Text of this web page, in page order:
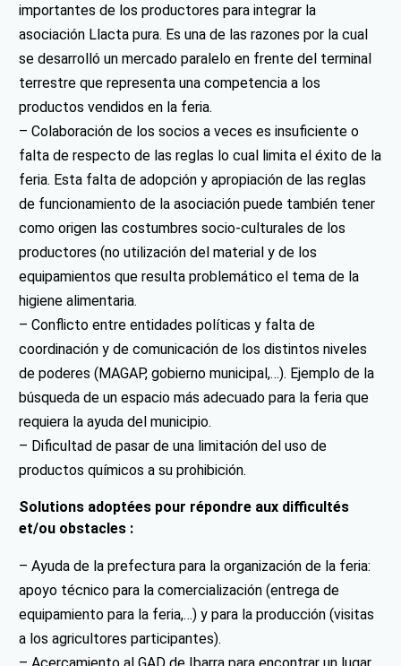
importantes de los productores para integrar la
asociación Llacta pura. Es una de las razones por la cual
se desarrolló un mercado paralelo en frente del terminal
terrestre que representa una competencia a los
productos vendidos en la feria.
– Colaboración de los socios a veces es insuficiente o
falta de respecto de las reglas lo cual limita el éxito de la
feria. Esta falta de adopción y apropiación de las reglas
de funcionamiento de la asociación puede también tener
como origen las costumbres socio-culturales de los
productores (no utilización del material y de los
equipamientos que resulta problemático el tema de la
higiene alimentaria.
– Conflicto entre entidades políticas y falta de
coordinación y de comunicación de los distintos niveles
de poderes (MAGAP, gobierno municipal,…). Ejemplo de la
búsqueda de un espacio más adecuado para la feria que
requiera la ayuda del municipio.
– Dificultad de pasar de una limitación del uso de
productos químicos a su prohibición.
Solutions adoptées pour répondre aux difficultés
et/ou obstacles :
– Ayuda de la prefectura para la organización de la feria:
apoyo técnico para la comercialización (entrega de
equipamiento para la feria,…) y para la producción (visitas
a los agricultores participantes).
– Acercamiento al GAD de Ibarra para encontrar un lugar